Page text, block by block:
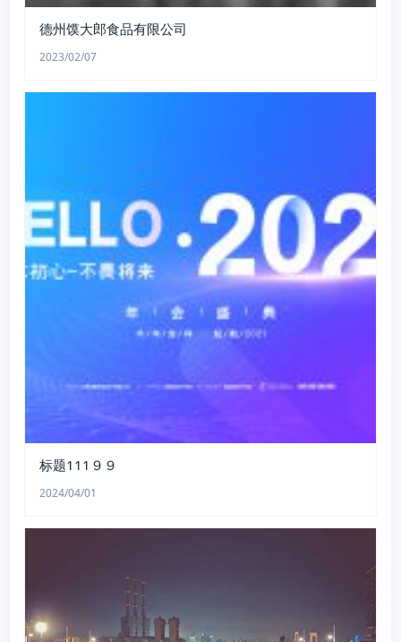
德州馍大郎食品有限公司
2023/02/07
标题111９９
2024/04/01